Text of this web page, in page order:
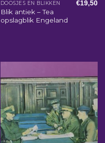
DOOSJES EN BLIKKEN
Blik antiek – Tea
opslagblik Engeland
€19,50